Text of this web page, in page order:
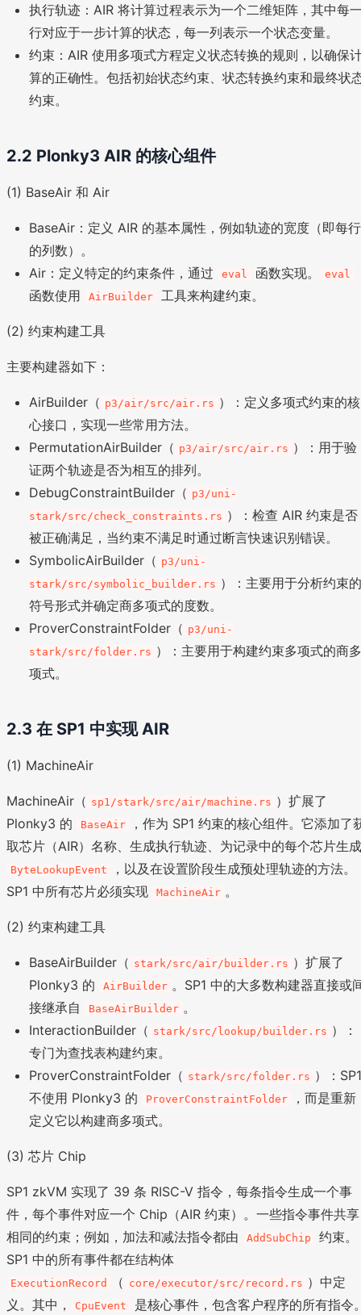
执行轨迹：AIR 将计算过程表示为一个二维矩阵，其中每
行对应于一步计算的状态，每一列表示一个状态变量。
约束：AIR 使用多项式方程定义状态转换的规则，以确保
算的正确性。包括初始状态约束、状态转换约束和最终状
约束。
2.2 Plonky3 AIR 的核心组件
(1) BaseAir 和 Air
BaseAir：定义 AIR 的基本属性，例如轨迹的宽度（即每行
的列数）。
Air：定义特定的约束条件，通过
eval 函数实现。 eval
函数使用 AirBuilder 工具来构建约束。
(2) 约束构建工具
主要构建器如下：
AirBuilder（ p3/air/src/air.rs ）：定义多项式约束的核
心接口，实现一些常用方法。
PermutationAirBuilder（ p3/air/src/air.rs ）：用于验
证两个轨迹是否为相互的排列。
DebugConstraintBuilder（ p3/uni-
stark/src/check_constraints.rs ）：检查 AIR 约束是否
被正确满足，当约束不满足时通过断言快速识别错误。
SymbolicAirBuilder（ p3/uni-
stark/src/symbolic_builder.rs ）：主要用于分析约束
符号形式并确定商多项式的度数。
ProverConstraintFolder（ p3/uni-
stark/src/folder.rs ）：主要用于构建约束多项式的商
项式。
2.3 在 SP1 中实现 AIR
(1) MachineAir
MachineAir（ sp1/stark/src/air/machine.rs ）扩展了
Plonky3 的
BaseAir
，作为 SP1 约束的核心组件。它添加了
取芯片（AIR）名称、生成执行轨迹、为记录中的每个芯片生成
ByteLookupEvent
，以及在设置阶段生成预处理轨迹的方法。
SP1 中所有芯片必须实现
MachineAir 。
(2) 约束构建工具
BaseAirBuilder（ stark/src/air/builder.rs ）扩展了
Plonky3 的
AirBuilder 。SP1 中的大多数构建器直接或
接继承自
BaseAirBuilder 。
InteractionBuilder（ stark/src/lookup/builder.rs ）：
专门为查找表构建约束。
ProverConstraintFolder（ stark/src/folder.rs ）：
不使用 Plonky3 的
ProverConstraintFolder
，而是重新
定义它以构建商多项式。
(3) 芯片 Chip
SP1 zkVM 实现了 39 条 RISC-V 指令，每条指令生成一个事
件，每个事件对应一个 Chip（AIR 约束）。一些指令事件共享
相同的约束；例如，加法和减法指令都由
AddSubChip
约束。
SP1 中的所有事件都在结构体
ExecutionRecord （ core/executor/src/record.rs ）中定
义。其中，
CpuEvent
是核心事件，包含客户程序的所有指令